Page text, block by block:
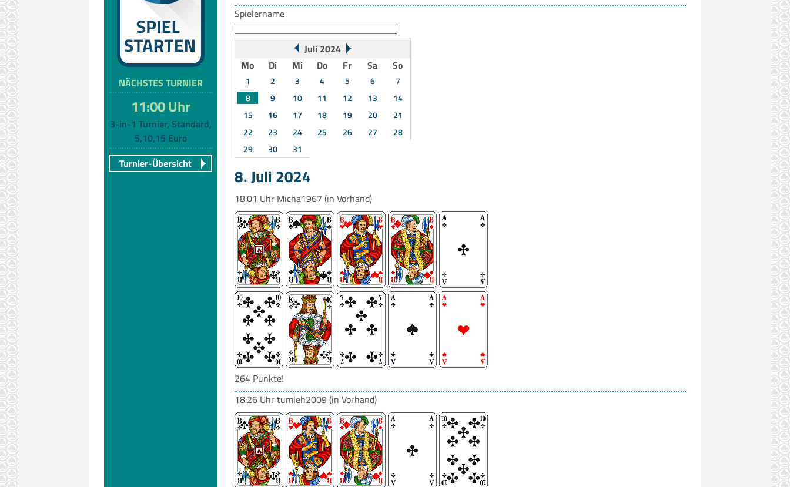
NÄCHSTES TURNIER
11:00 Uhr
3-in-1 Turnier, Standard,
5,10,15 Euro
Turnier-Übersicht
Spielername
Juli 2024
Mo
Di Mi Do Fr Sa So
1 2 3 4 5 6
7
8
9 10 11 12 13
14
15
16 17 18 19 20
21
22
23 24 25 26 27
28
29
30 31
8. Juli 2024
18:01 Uhr Micha1967 (in Vorhand)
264 Punkte!
18:26 Uhrtumleh2009 (in Vorhand)